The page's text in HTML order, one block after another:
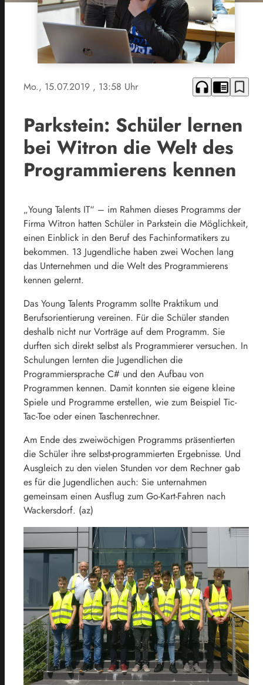
Mo., 15.07.2019 , 13:58 Uhr headphones chrome_reader_mode bookmark_border
Parkstein: Schüler lernen
bei Witron die Welt des
Programmierens kennen
„Young Talents IT“ – im Rahmen dieses Programms der
Firma Witron hatten Schüler in Parkstein die Möglichkeit,
einen Einblick in den Beruf des Fachinformatikers zu
bekommen. 13 Jugendliche haben zwei Wochen lang
das Unternehmen und die Welt des Programmierens
kennen gelernt.
Das Young Talents Programm sollte Praktikum und
Berufsorientierung vereinen. Für die Schüler standen
deshalb nicht nur Vorträge auf dem Programm. Sie
durften sich direkt selbst als Programmierer versuchen. In
Schulungen lernten die Jugendlichen die
Programmiersprache C# und den Aufbau von
Programmen kennen. Damit konnten sie eigene kleine
Spiele und Programme erstellen, wie zum Beispiel Tic-
Tac-Toe oder einen Taschenrechner.
Am Ende des zweiwöchigen Programms präsentierten
die Schüler ihre selbst-programmierten Ergebnisse. Und
Ausgleich zu den vielen Stunden vor dem Rechner gab
es für die Jugendlichen auch: Sie unternahmen
gemeinsam einen Ausflug zum Go-Kart-Fahren nach
Wackersdorf. (az)